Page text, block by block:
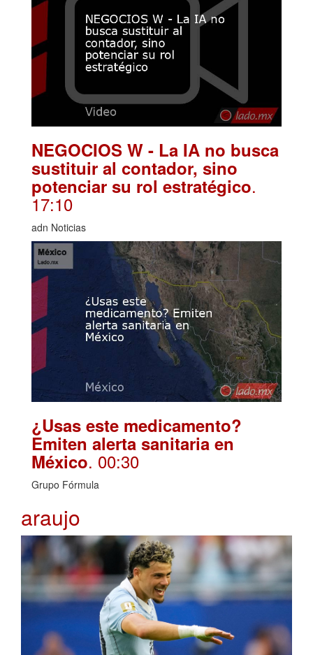
NEGOCIOS W - La IA no busca
sustituir al contador, sino
potenciar su rol estratégico.
17:10
adn Noticias
¿Usas este medicamento?
Emiten alerta sanitaria en
México. 00:30
Grupo Fórmula
araujo